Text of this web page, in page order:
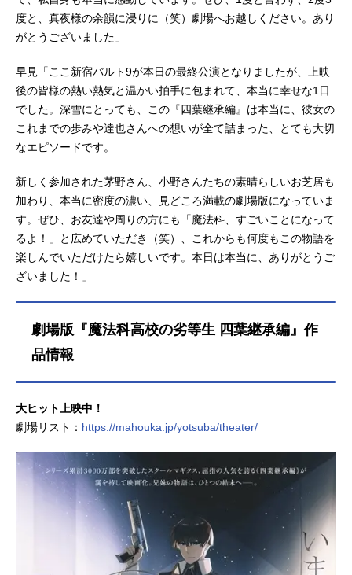
度と、真夜様の余韻に浸りに（笑）劇場へお越しください。あり
がとうございました」
早見「ここ新宿バルト9が本日の最終公演となりましたが、上映
後の皆様の熱い熱気と温かい拍手に包まれて、本当に幸せな1日
でした。深雪にとっても、この『四葉継承編』は本当に、彼女の
これまでの歩みや達也さんへの想いが全て詰まった、とても大切
なエピソードです。
新しく参加された茅野さん、小野さんたちの素晴らしいお芝居も
加わり、本当に密度の濃い、見どころ満載の劇場版になっていま
す。ぜひ、お友達や周りの方にも「魔法科、すごいことになって
るよ！」と広めていただき（笑）、これからも何度もこの物語を
楽しんでいただけたら嬉しいです。本日は本当に、ありがとうご
ざいました！」
劇場版『魔法科高校の劣等生 四葉継承編』作
品情報
⼤ヒット上映中！
劇場リスト： https://mahouka.jp/yotsuba/theater/